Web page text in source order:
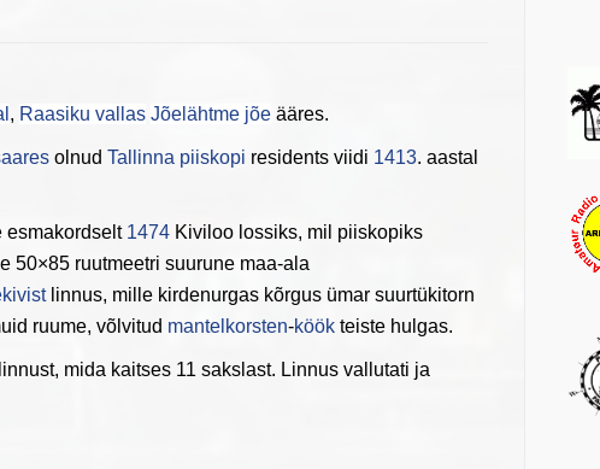
, Raasiku vallas Jõelähtme jõe ääres.
olnud Tallinna piiskopi residents viidi 1413. aastal
esmakordselt 1474 Kiviloo lossiks, mil piiskopiks
50×85 ruutmeetri suurune maa-ala
linnus, mille kirdenurgas kõrgus ümar suurtükitorn
ruume, võlvitud mantelkorsten-köök teiste hulgas.
mida kaitses 11 sakslast. Linnus vallutati ja